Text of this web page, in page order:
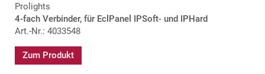
Prolights
4-fach Verbinder, für EclPanel IPSoft- und IPHard
Art.-Nr.: 4033548
Zum Produkt